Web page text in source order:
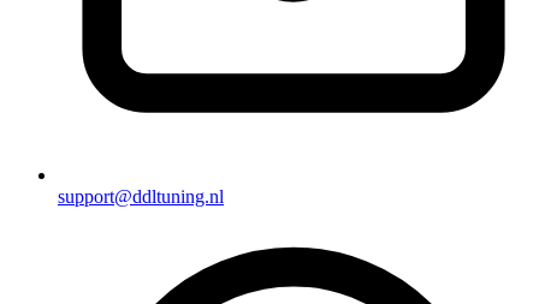
support@ddltuning.nl